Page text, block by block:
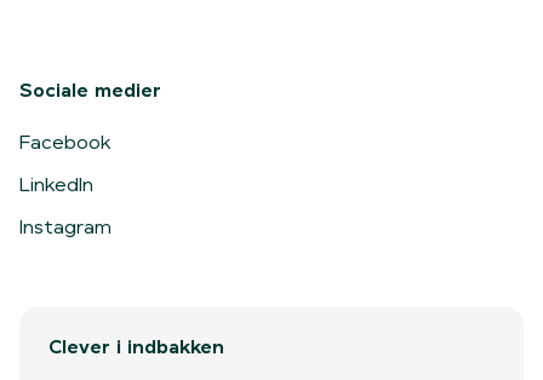
Sociale medier
Facebook
LinkedIn
Instagram
Clever i indbakken